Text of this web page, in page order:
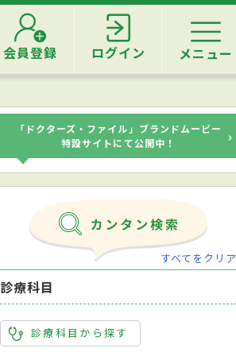
会員登録 ログイン メニュー
「ドクターズ・ファイル」ブランドムービー
特設サイトにて公開中！
›
すべてをクリア
診療科目
診療科目から探す